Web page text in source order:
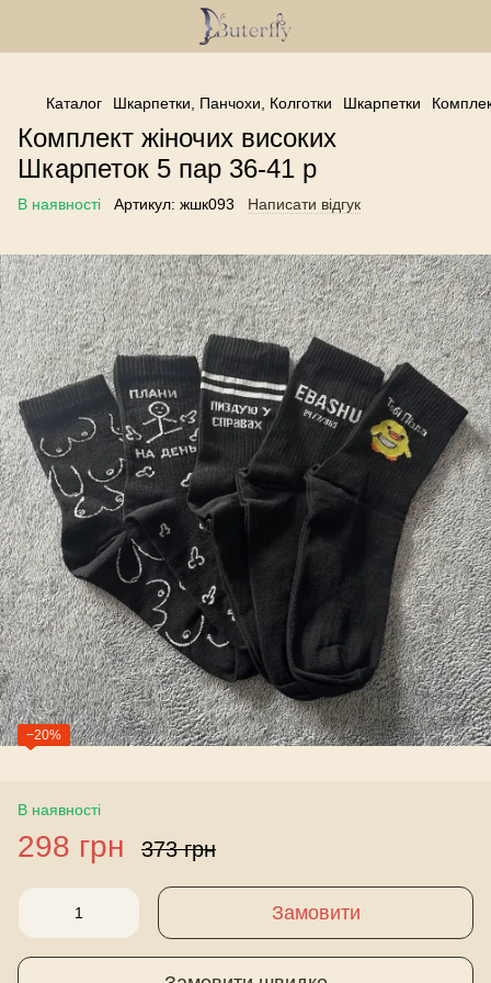
------------------------------------------------
Каталог Шкарпетки, Панчохи, Колготки Шкарпетки
Комплект жіночих високих
Шкарпеток 5 пар 36-41 р
В наявності Артикул: жшк093 Написати відгук
−20%
В наявності
298 грн 373 грн
Замовити